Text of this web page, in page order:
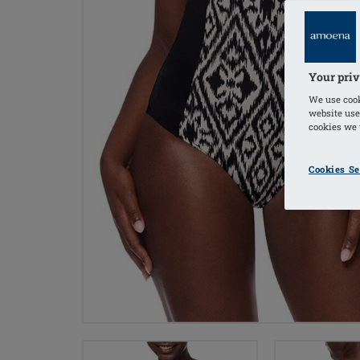
Your
We use
website
cookies we
Cookies